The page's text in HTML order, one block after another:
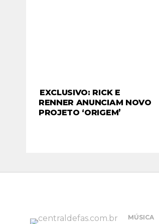
EXCLUSIVO: RICK E
RENNER ANUNCIAM NOVO
PROJETO ‘ORIGEM’
MÚSICA